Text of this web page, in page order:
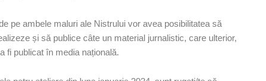
pe ambele maluri ale Nistrului vor avea posibilitatea să
și să publice câte un material jurnalistic, care ulterior,
fi publicat în media națională.